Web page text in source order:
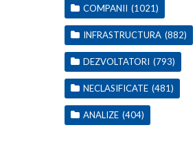
COMPANII (1021)
INFRASTRUCTURA (882)
DEZVOLTATORI (793)
NECLASIFICATE (481)
ANALIZE (404)